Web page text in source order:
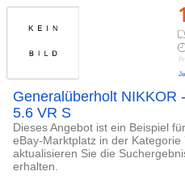
Generalüberholt NIKKOR
5.6 VR S
Dieses Angebot ist ein Beispiel
eBay-Marktplatz in der
aktualisieren Sie die
erhalten.